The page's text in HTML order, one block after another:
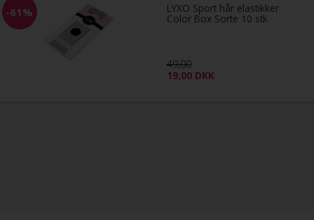
-61% LYXO Sport hår elastikker
Color Box Sorte 10 stk
49,00
19,00 DKK